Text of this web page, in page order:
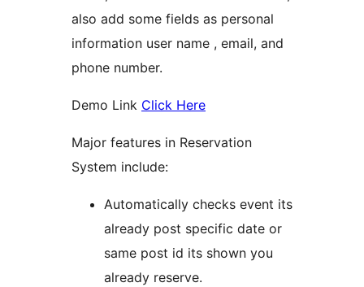
also add some fields as personal
information user name , email, and
phone number.
Demo Link Click Here
Major features in Reservation
System include:
Automatically checks event its
already post specific date or
same post id its shown you
already reserve.